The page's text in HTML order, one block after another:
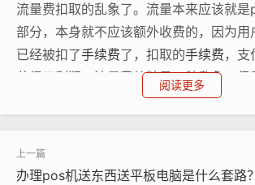
流量费扣取的乱象了。流量本来应该就
部分，本身就不应该额外收费的，因为用
已经被扣了手续费了，扣取的手续费，支
获得了利润，流量费纯粹是一种乱象，但
扣取，目前依然是普遍存在，如果要用
的，选择靠谱的机子，靠谱的代理商，这
避免过多的被套路和损失。
阅读更多
办理pos机送东西送平板电脑是什么套路？